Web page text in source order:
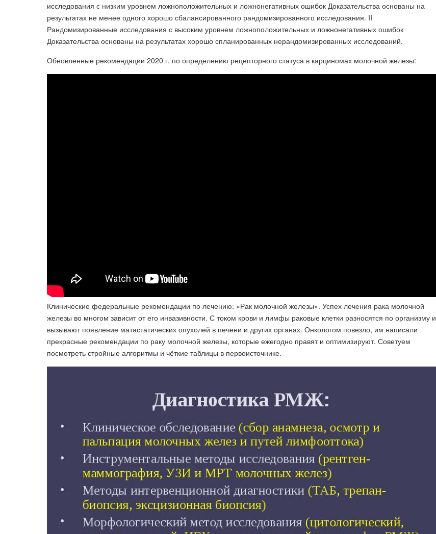
исследования с низким уровнем ложноположительных и ложнонегативных ошибок Доказательства основаны на
результатах не менее одного хорошо сбалансированного рандомизированного исследования. II
Рандомизированные исследования с высоким уровнем ложноположительных и ложнонегативных ошибок
Доказательства основаны на результатах хорошо спланированных нерандомизированных исследований.
Обновленные рекомендации 2020 г. по определению рецепторного статуса в карциномах молочной железы:
Клинические федеральные рекомендации по лечению: «Рак молочной железы». Успех лечения рака молочной
железы во многом зависит от его инвазивности. С током крови и лимфы раковые клетки разносятся по организму и
вызывают появление матастатических опухолей в печени и других органах. Онкологом повезло, им написали
прекрасные рекомендации по раку молочной железы, которые ежегодно правят и оптимизируют. Советуем
посмотреть стройные алгоритмы и чёткие таблицы в первоисточнике.